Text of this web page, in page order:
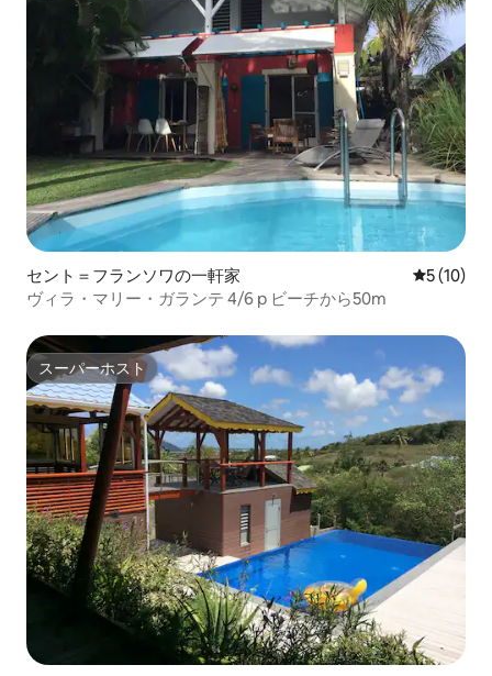
セント＝フランソワの一軒家 レビュー
5 (10)
ヴィラ・マリー・ガランテ 4/6 p ビーチから50m
スーパーホスト
スーパーホスト